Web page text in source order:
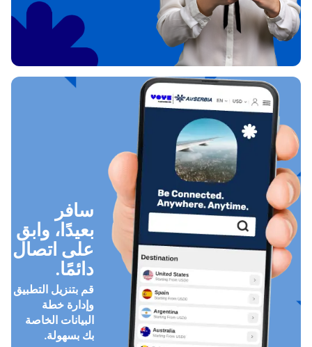
سافر
بعيدًا، وابق
على اتصال
دائمًا.
قم بتنزيل التطبيق
وإدارة خطة
البيانات الخاصة
بك بسهولة.